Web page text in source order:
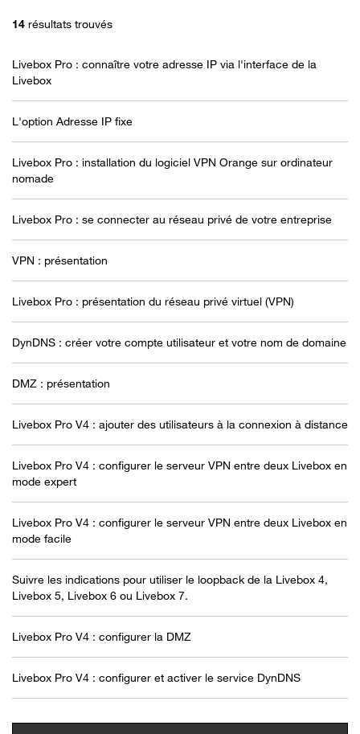
14 résultats trouvés
Livebox Pro : connaître votre adresse IP via l'interface de la
Livebox
L'option Adresse IP fixe
Livebox Pro : installation du logiciel VPN Orange sur ordinateur
nomade
Livebox Pro : se connecter au réseau privé de votre entreprise
VPN : présentation
Livebox Pro : présentation du réseau privé virtuel (VPN)
DynDNS : créer votre compte utilisateur et votre nom de domaine
DMZ : présentation
Livebox Pro V4 : ajouter des utilisateurs à la connexion à distance
Livebox Pro V4 : configurer le serveur VPN entre deux Livebox en
mode expert
Livebox Pro V4 : configurer le serveur VPN entre deux Livebox en
mode facile
Suivre les indications pour utiliser le loopback de la Livebox 4,
Livebox 5, Livebox 6 ou Livebox 7.
Livebox Pro V4 : configurer la DMZ
Livebox Pro V4 : configurer et activer le service DynDNS